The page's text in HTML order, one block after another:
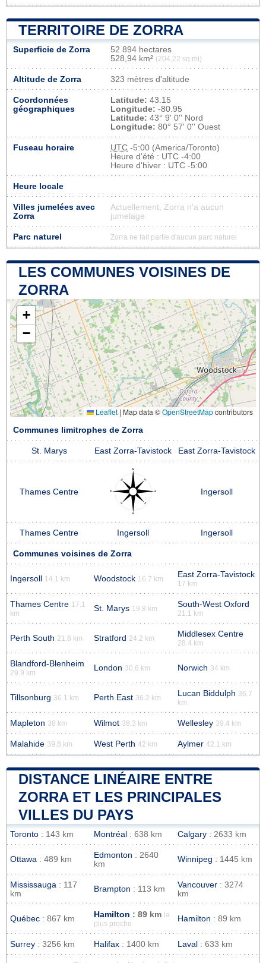
TERRITOIRE DE ZORRA
Superficie de Zorra
52 894 hectares
528,94 km² (204,22 sq mi)
Altitude de Zorra 323 mètres d'altitude
Coordonnées
géographiques
Latitude: 43.15
Longitude: -80.95
Latitude: 43° 9' 0'' Nord
Longitude: 80° 57' 0'' Ouest
Fuseau horaire UTC -5:00 (America/Toronto)
Heure d'été : UTC -4:00
Heure d'hiver : UTC -5:00
Heure locale
Villes jumelées avec
Zorra
Actuellement, Zorra n'a aucun
jumelage
Parc naturel Zorra ne fait partie d'aucun parc naturel
LES COMMUNES VOISINES DE
ZORRA
+
−
Leaflet|Map data ©OpenStreetMapcontributors
Communes limitrophes de Zorra
St. Marys East Zorra-Tavistock East Zorra-Tavistock
Thames Centre Ingersoll
Thames Centre Ingersoll Ingersoll
Communes voisines de Zorra
Ingersoll 14.1 km Woodstock 16.7 km East Zorra-Tavistock
17 km
Thames Centre 17.1
km
St. Marys 19.8 km South-West Oxford
21.1 km
Perth South 21.6 km Stratford 24.2 km Middlesex Centre
28.4 km
Blandford-Blenheim
29.9 km
London 30.6 km Norwich 34 km
Tillsonburg 36.1 km Perth East 36.2 km Lucan Biddulph 36.7
km
Mapleton 38 km Wilmot 38.3 km Wellesley 39.4 km
Malahide 39.8 km West Perth 42 km Aylmer 42.1 km
DISTANCE LINÉAIRE ENTRE
ZORRA ET LES PRINCIPALES
VILLES DU PAYS
Toronto : 143 km Montréal : 638 km Calgary : 2633 km
Ottawa : 489 km Edmonton : 2640
km
Winnipeg : 1445 km
Mississauga : 117
km
Brampton : 113 km Vancouver : 3274
km
Québec : 867 km Hamilton : 89 km
la
plus proche
Hamilton : 89 km
Surrey : 3256 km Halifax : 1400 km Laval : 633 km